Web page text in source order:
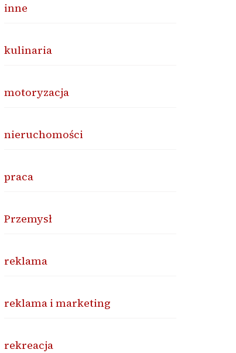
inne
kulinaria
motoryzacja
nieruchomości
praca
Przemysł
reklama
reklama i marketing
rekreacja